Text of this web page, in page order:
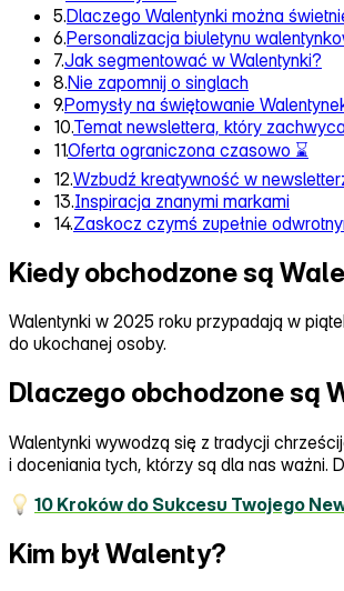
5.Dlaczego Walentynki można
6.Personalizacja biuletynu
7.Jak segmentować w Walentynki?
8.Nie zapomnij o singlach
9.Pomysły na świętowanie
10.Temat newslettera, który zachwyca
11.Oferta ograniczona czasowo ⌛
12.Wzbudź kreatywność w
13.Inspiracja znanymi markami
14.Zaskocz czymś zupełnie
Kiedy obchodzone są
Walentynki w 2025 roku przypadają w
do ukochanej osoby.
Dlaczego obchodzone są
Walentynki wywodzą się z tradycji
i doceniania tych, którzy są dla nas ważni.
10 Kroków do Sukcesu Twojego
Kim był Walenty?